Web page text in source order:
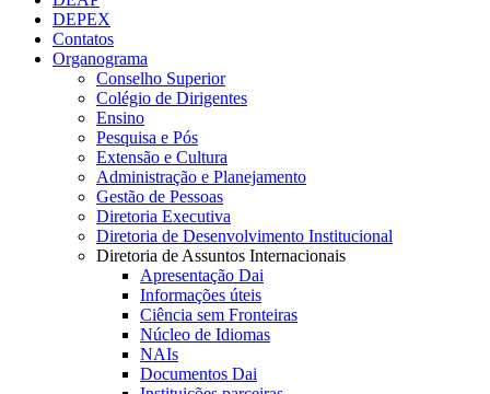
DEPEX
Contatos
Organograma
Conselho Superior
Colégio de Dirigentes
Ensino
Pesquisa e Pós
Extensão e Cultura
Administração e Planejamento
Gestão de Pessoas
Diretoria Executiva
Diretoria de Desenvolvimento Institucional
Diretoria de Assuntos Internacionais
Apresentação Dai
Informações úteis
Ciência sem Fronteiras
Núcleo de Idiomas
NAIs
Documentos Dai